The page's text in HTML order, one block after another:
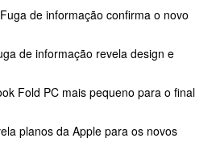
de informação confirma o novo
de informação revela design e
Fold PC mais pequeno para o final
planos da Apple para os novos